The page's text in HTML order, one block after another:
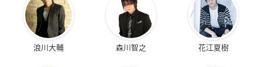
浪川大輔 森川智之 花江夏樹